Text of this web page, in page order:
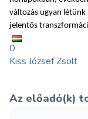
változás ugyan létünk
jelentős
0
Kiss József Zsolt
Az előadó(k)